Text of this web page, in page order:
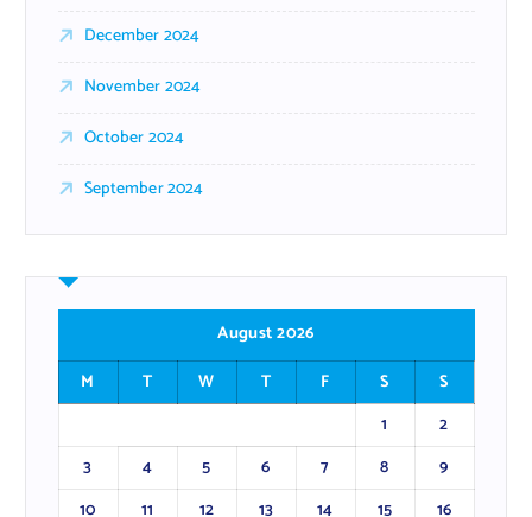
December 2024
November 2024
October 2024
September 2024
August 2026
M
T W T F S
S
1
2
3
4 5 6 7 8
9
10
11 12 13 14 15
16